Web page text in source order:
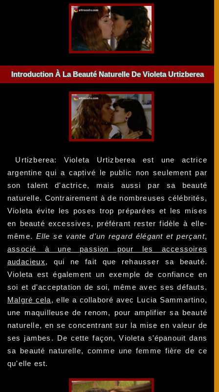
Introduction À La Beauté Naturelle De Violeta Urtizberea
Urtizberea: Violeta Urtizberea est une actrice
argentine qui a captivé le public non seulement par
son talent d'actrice, mais aussi par sa beauté
naturelle. Contrairement à de nombreuses célébrités,
Violeta évite les poses trop préparées et les mises
en beauté excessives, préférant rester fidèle à elle-
même. Elle se vante d'un regard élégant et perçant,
associé à une passion pour les accessoires
audacieux, qui ne fait que rehausser sa beauté.
Violeta est également un exemple de confiance en
soi et d'acceptation de soi, même avec ses défauts.
Malgré cela, elle a collaboré avec Lucia Sammartino,
une maquilleuse de renom, pour amplifier sa beauté
naturelle, en se concentrant sur la mise en valeur de
ses jambes. De cette façon, Violeta s'épanouit dans
sa beauté naturelle, comme une femme fière de ce
qu'elle est.